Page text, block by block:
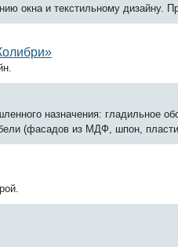
окна и текстильному дизайну.
назначения: гладильное
(фасадов из МДФ, шпон,